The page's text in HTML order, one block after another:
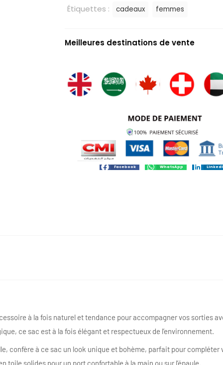
Étiquettes :
cadeaux femmes
Meilleures destinations de vente
Facebook WhatsApp
à la fois naturel et tendance pour accompagner vos sorties
ce sac est à la fois élégant et respectueux de l’environnement.
confère à ce sac un look unique et bohème, parfait pour compléter